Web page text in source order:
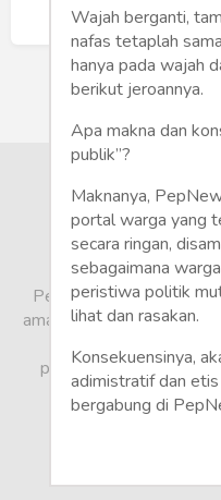
Humaniora
Sketsa
Tekno
Gaya
Wisata
Wanita
Wajah berganti,
nafas tetaplah
hanya pada wajah
berikut jeroannya.
Apa makna dan
publik”?
Maknanya,
portal warga yang
secara ringan,
sebagaimana
peristiwa politik
lihat dan rasakan.
Konsekuensinya,
adimistratif dan
bergabung di
mendasar adalah
menggunakan
keterangan
PepNews.com adalah
amatir dan profesional
pandang tidak biasa,
berita